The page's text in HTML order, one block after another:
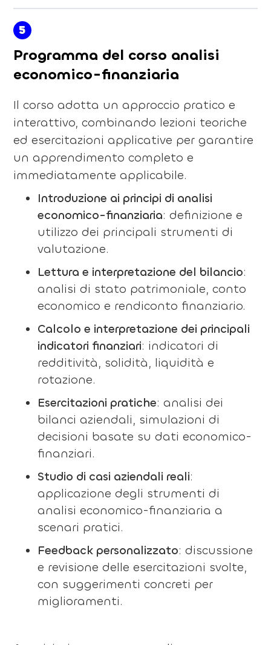
5
Programma del corso analisi
economico-finanziaria
Il corso adotta un approccio pratico e
interattivo, combinando lezioni teoriche
ed esercitazioni applicative per garantire
un apprendimento completo e
immediatamente applicabile.
Introduzione ai principi di analisi
economico-finanziaria: definizione e
utilizzo dei principali strumenti di
valutazione.
Lettura e interpretazione del bilancio:
analisi di stato patrimoniale, conto
economico e rendiconto finanziario.
Calcolo e interpretazione dei principali
indicatori finanziari: indicatori di
redditività, solidità, liquidità e
rotazione.
Esercitazioni pratiche: analisi dei
bilanci aziendali, simulazioni di
decisioni basate su dati economico-
finanziari.
Studio di casi aziendali reali:
applicazione degli strumenti di
analisi economico-finanziaria a
scenari pratici.
Feedback personalizzato: discussione
e revisione delle esercitazioni svolte,
con suggerimenti concreti per
miglioramenti.